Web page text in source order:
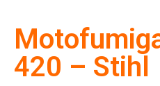
420 – Stihl